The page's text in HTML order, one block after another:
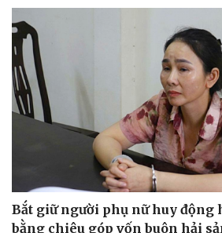
Văn hóa
Sân khấu - Điện ảnh
Văn học
Giải trí
Nghệ
Thời
Bắt giữ người phụ nữ huy động
bằng chiêu góp vốn buôn hải